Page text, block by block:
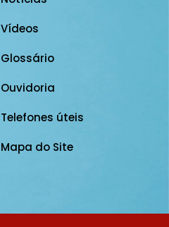
Vídeos
Glossário
Ouvidoria
Telefones úteis
Mapa do Site